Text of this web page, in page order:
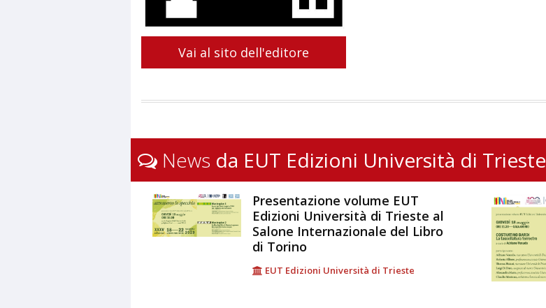
Vai al sito dell'editore
News da EUT Edizioni Università di Trieste
Presentazione volume EUT
Edizioni Università di Trieste al
Salone Internazionale del Libro
di Torino
EUT Edizioni Università di Trieste